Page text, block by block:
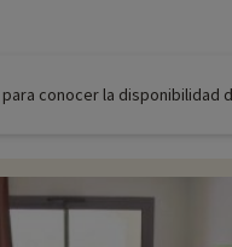
conocer la disponibilidad